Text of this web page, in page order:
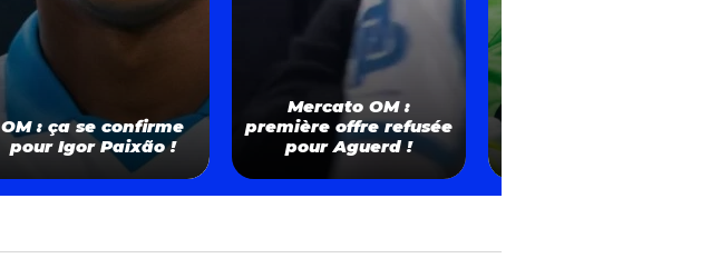
OM : ça se confirme
pour Igor Paixão !
Mercato OM :
première offre refusée
pour Aguerd !